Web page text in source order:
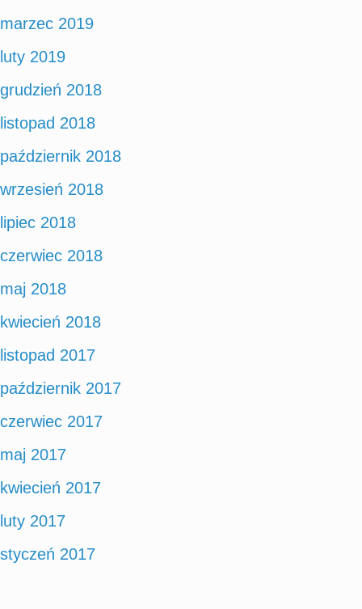
marzec 2019
luty 2019
grudzień 2018
listopad 2018
październik 2018
wrzesień 2018
lipiec 2018
czerwiec 2018
maj 2018
kwiecień 2018
listopad 2017
październik 2017
czerwiec 2017
maj 2017
kwiecień 2017
luty 2017
styczeń 2017